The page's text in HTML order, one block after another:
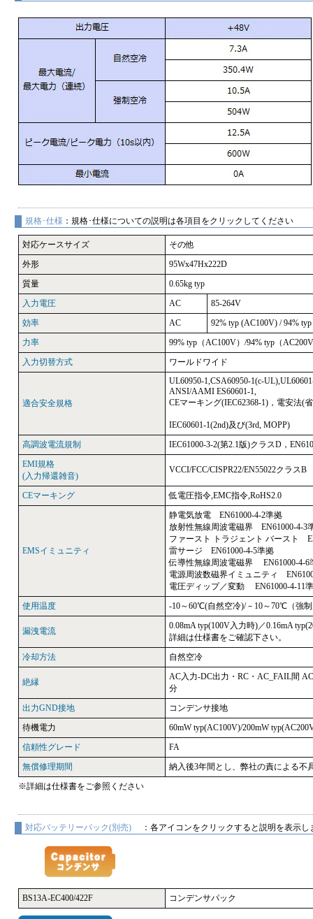
規格･仕様 ：規格･仕様についての説明は各項目をクリックしてください
対応ケースサイズ
その他
外形
95Wx47Hx222D
質量
0.65kg typ
入力電圧
AC
85-264V
効率
AC
92% typ (AC100V) / 94%
力率
99% typ（AC100V）/94% typ（
入力切替方式
ワールドワイド
適合安全規格
UL60950-1,CSA60950-1(c-
ANSI/AAMI ES60601-1,
CEマーキング(IEC62368-1)，電安法(
IEC60601-1(2nd)及び(3rd, MOPP)
高調波電流規制
IEC61000-3-2(第2.1版)クラスD，
EMI規格
(入力帰還雑音)
VCCI/FCC/CISPR22/EN55022クラス
CEマーキング 低電圧指令,EMC指令,RoHS2.0
EMSイミュニティ
静電気放電 EN61000-4-2準拠
放射性無線周波電磁界 EN61000-4-3
ファースト トラジェント バースト
雷サージ EN61000-4-5準拠
伝導性無線周波電磁界 EN61000-4-6
電源周波数磁界イミュニティ
電圧ディップ／変動 EN61000-4-11
使用温度
-10～60℃(自然空冷)/－10～70℃（強
漏洩電流
0.08mA typ(100V入力時)／0.16mA
詳細は仕様書をご確認下さい。
冷却方法
自然空冷
絶縁
AC入力-DC出力・RC・AC_FAIL間
分
出力GND接地
コンデンサ接地
待機電力
60mW typ(AC100V)/200mW
信頼性グレード
FA
無償修理期間
納入後3年間とし、弊社の責による不
※詳細は仕様書をご参照ください
対応バッテリーパック(別売) ：各アイコンをクリックすると説明を表示し
BS13A-EC400/422F コンデンサパック